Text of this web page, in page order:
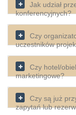
Jak udział
konferencyjnych?
Czy
uczestników
Czy hotel/
marketingowe?
Czy są już
zapytań lub